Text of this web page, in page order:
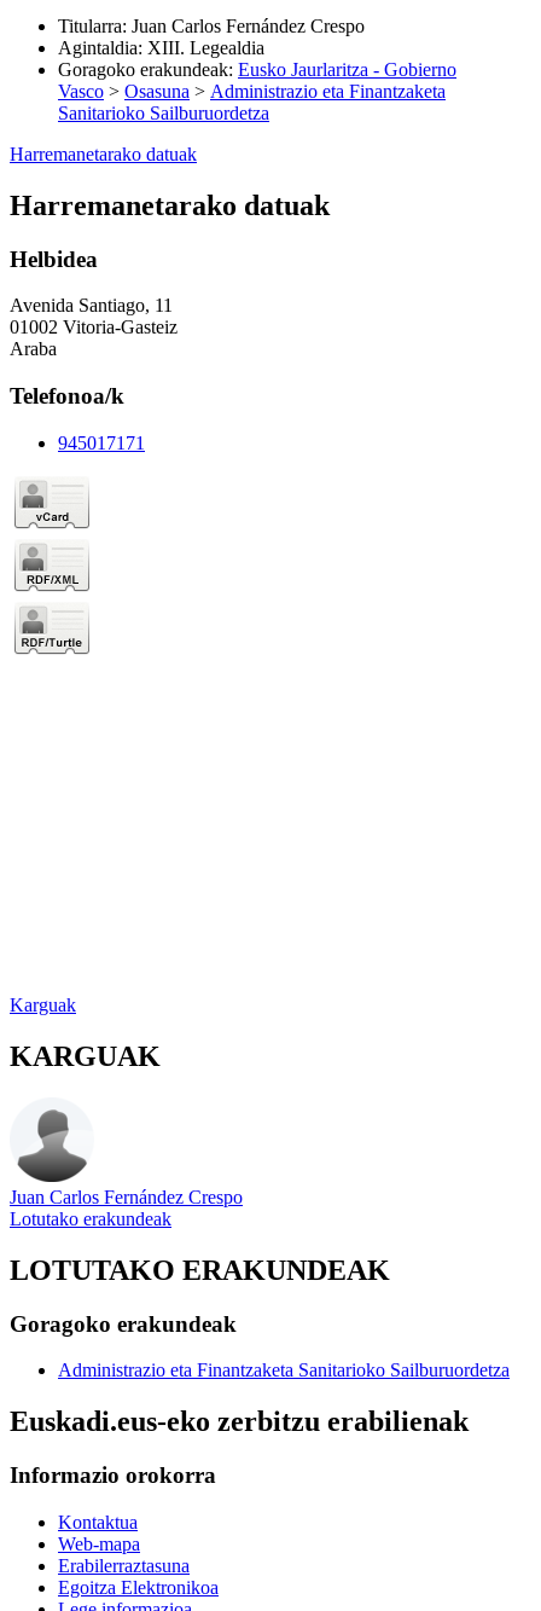
Titularra: Juan Carlos Fernández Crespo
Agintaldia: XIII. Legealdia
Goragoko erakundeak: Eusko Jaurlaritza - Gobierno
Vasco > Osasuna > Administrazio eta Finantzaketa
Sanitarioko Sailburuordetza
Harremanetarako datuak
Harremanetarako datuak
Helbidea
Avenida Santiago, 11
01002 Vitoria-Gasteiz
Araba
Telefonoa/k
945017171
Karguak
KARGUAK
Juan Carlos Fernández Crespo
Lotutako erakundeak
LOTUTAKO ERAKUNDEAK
Goragoko erakundeak
Administrazio eta Finantzaketa Sanitarioko Sailburuordetza
Euskadi.eus-eko zerbitzu erabilienak
Informazio orokorra
Kontaktua
Web-mapa
Erabilerraztasuna
Egoitza Elektronikoa